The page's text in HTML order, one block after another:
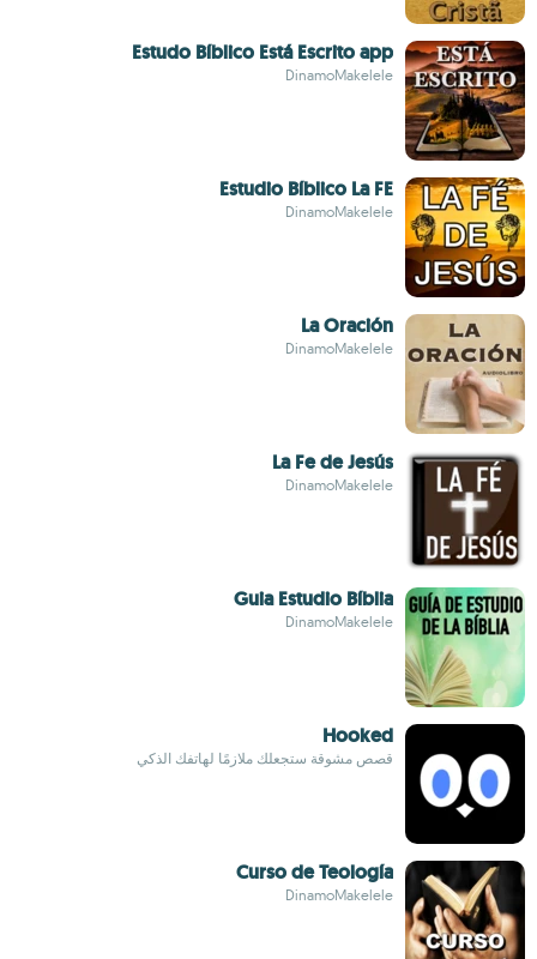
Estudo Bíblico Está Escrito app
DinamoMakelele
Estudio Bíblico La FE
DinamoMakelele
La Oración
DinamoMakelele
La Fe de Jesús
DinamoMakelele
Guia Estudio Bíblia
DinamoMakelele
Hooked
قصص مشوقة ستجعلك ملازمًا لهاتفك الذكي
Curso de Teología
DinamoMakelele